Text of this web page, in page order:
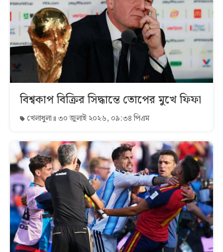
বিশ্বকাপ বিক্রির সিদ্ধান্তে তোপের মুখে ফিফা
খেলাধুলা ৩০ জুলাই ২০২৬, ০৯:৩৪ পিএম